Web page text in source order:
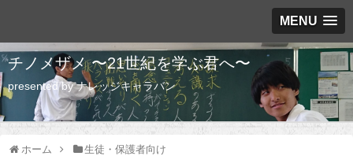
MENU
チノメザメ 〜21世紀を学ぶ君へ〜
presented by ナレッジキャラバン
ホーム 生徒・保護者向け